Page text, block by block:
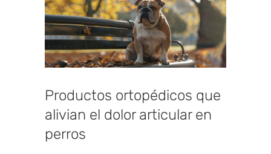
Productos ortopédicos que
alivian el dolor articular en
perros